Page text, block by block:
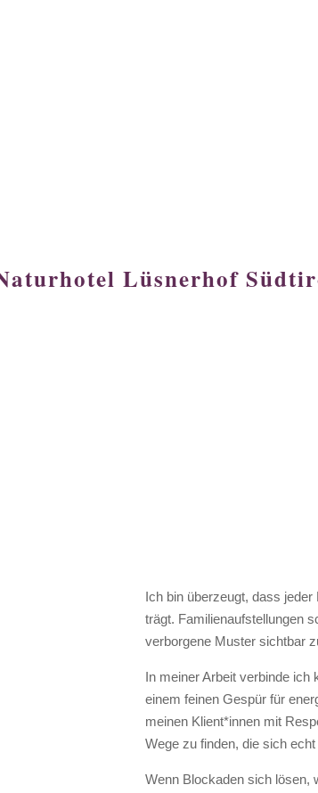
Lüsnerhof
Ich bin überzeugt, dass
trägt. Familienaufstellungen
verborgene Muster sichtbar
In meiner Arbeit verbinde ich
einem feinen Gespür für
meinen Klient*innen mit
Wege zu finden, die sich
Wenn Blockaden sich lösen,